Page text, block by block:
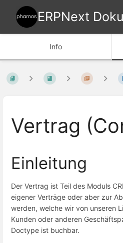
ERPNext
Info
Vertrag
Einleitung
Der Vertrag ist Teil des Moduls
eigener Verträge oder aber zur
werden, welche wir von unseren
Kunden oder anderen
Doctype ist buchbar.